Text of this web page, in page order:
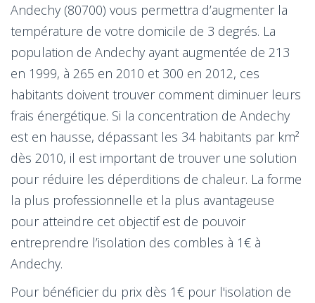
Andechy (80700) vous permettra d’augmenter la
température de votre domicile de 3 degrés. La
population de Andechy ayant augmentée de 213
en 1999, à 265 en 2010 et 300 en 2012, ces
habitants doivent trouver comment diminuer leurs
frais énergétique. Si la concentration de Andechy
est en hausse, dépassant les 34 habitants par km²
dès 2010, il est important de trouver une solution
pour réduire les déperditions de chaleur. La forme
la plus professionnelle et la plus avantageuse
pour atteindre cet objectif est de pouvoir
entreprendre l’isolation des combles à 1€ à
Andechy.
Pour bénéficier du prix dès 1€ pour l'isolation de